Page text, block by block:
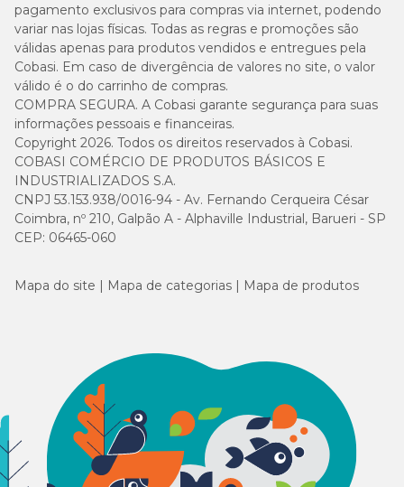
pagamento exclusivos para compras via internet, podendo
variar nas lojas físicas. Todas as regras e promoções são
válidas apenas para produtos vendidos e entregues pela
Cobasi. Em caso de divergência de valores no site, o valor
válido é o do carrinho de compras.
COMPRA SEGURA. A Cobasi garante segurança para suas
informações pessoais e financeiras.
Copyright 2026. Todos os direitos reservados à Cobasi.
COBASI COMÉRCIO DE PRODUTOS BÁSICOS E
INDUSTRIALIZADOS S.A.
CNPJ 53.153.938/0016-94 - Av. Fernando Cerqueira César
Coimbra, nº 210, Galpão A - Alphaville Industrial, Barueri - SP
CEP: 06465-060
Mapa do site Mapa de categorias Mapa de produtos